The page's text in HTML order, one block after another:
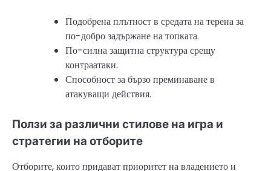
Подобрена плътност в средата на терена за
по-добро задържане на топката.
По-силна защитна структура срещу
контраатаки.
Способност за бързо преминаване в
атакуващи действия.
Ползи за различни стилове на игра и
стратегии на отборите
Отборите, които придават приоритет на владението и